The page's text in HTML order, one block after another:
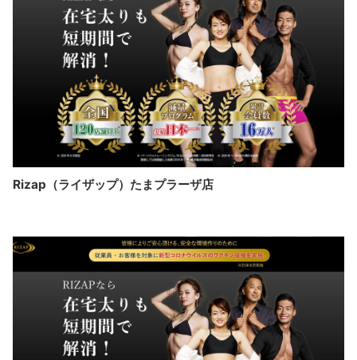
Rizap（ライザップ）たまプラーザ店